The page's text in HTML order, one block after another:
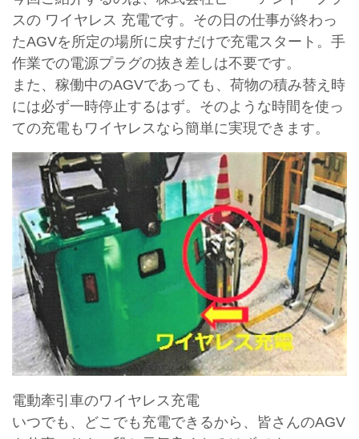
スの ワイヤレス 充電です。その日の仕事が終わっ
たAGVを所定の場所に戻すだけで充電スタート。手
作業での電源プラグの抜き差しは不要です。
また、稼働中のAGVであっても、荷物の積み替え時
には必ず一時停止するはず。そのような時間を使っ
ての充電もワイヤレスなら簡単に実現できます。
電動牽引車のワイヤレス充電
いつでも、どこでも充電できるから、皆さんのAGV